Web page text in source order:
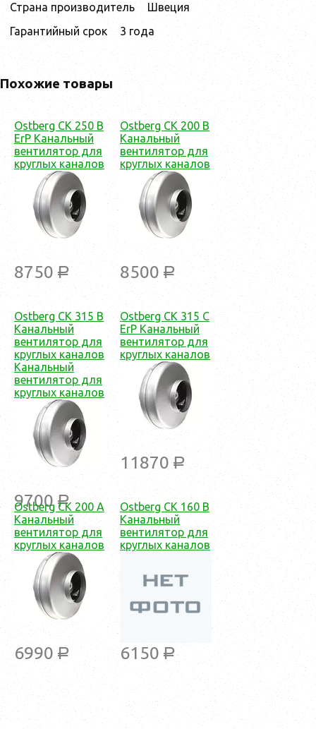
Страна производитель
Швеция
Гарантийный срок
3 года
Похожие товары
Ostberg CK 250 B
ErP Канальный
вентилятор для
круглых каналов
8750 a
Ostberg CK 200 B
Канальный
вентилятор для
круглых каналов
8500 a
Ostberg CK 315 B
Канальный
вентилятор для
круглых каналов
Канальный
вентилятор для
круглых каналов
9700 a
Ostberg CK 315 C
ErP Канальный
вентилятор для
круглых каналов
11870 a
Ostberg CK 200 A
Канальный
вентилятор для
круглых каналов
6990 a
Ostberg CK 160 B
Канальный
вентилятор для
круглых каналов
6150 a